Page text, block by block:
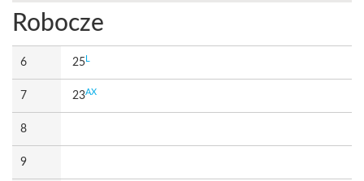
Robocze
6 25
7 23AX
8
9